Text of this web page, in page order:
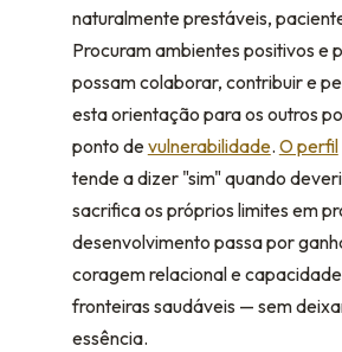
naturalmente prestáveis,
Procuram ambientes positivos e
possam colaborar, contribuir e
esta orientação para os outros
ponto de vulnerabilidade. O perfil
tende a dizer "sim" quando
sacrifica os próprios limites em
desenvolvimento passa por
coragem relacional e
fronteiras saudáveis — sem
essência.